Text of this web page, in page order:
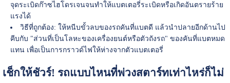
จุดระเบิดก๊าซไฮโดรเจนจนทำให้แบตเตอรี่ระเบิดหรือเกิดอันตรายร้าย
แรงได้
วิธีที่ถูกต้อง: ให้หนีบขั้วลบของรถคันที่แบตดี แล้วนำปลายอีกด้านไป
คีบกับ "ส่วนที่เป็นโลหะของเครื่องยนต์หรือตัวถังรถ" ของคันที่แบตหมด
แทน เพื่อเป็นการกราวด์ไฟให้ห่างจากตัวแบตเตอรี่
เช็กให้ชัวร์! รถแบบไหนที่พ่วงสตาร์ทเท่าไหร่ก็ไม่